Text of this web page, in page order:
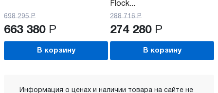
698 295 Р
663 380 Р
В корзину
Flock...
288 716 Р
274 280 Р
В корзину
Информация о ценах и наличии товара на сайте не